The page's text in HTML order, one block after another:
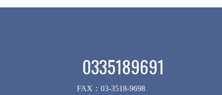
0335189691
FAX：03-3518-9698